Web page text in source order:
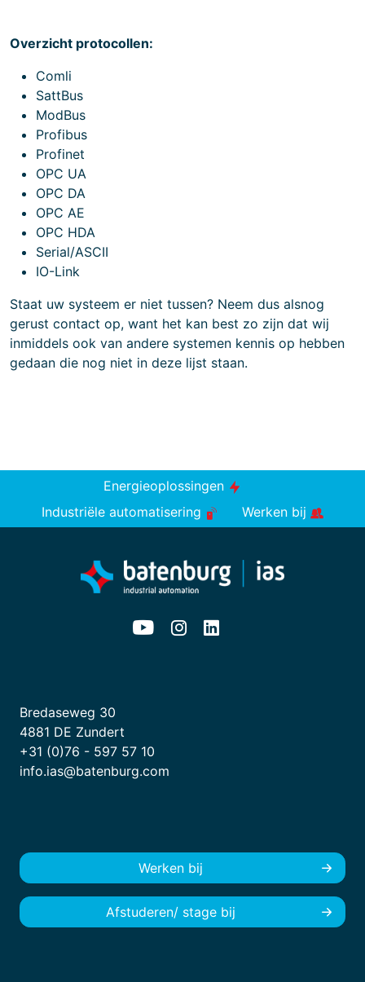
Overzicht protocollen:
Comli
SattBus
ModBus
Profibus
Profinet
OPC UA
OPC DA
OPC AE
OPC HDA
Serial/ASCII
IO-Link
Staat uw systeem er niet tussen? Neem dus alsnog
gerust contact op, want het kan best zo zijn dat wij
inmiddels ook van andere systemen kennis op hebben
gedaan die nog niet in deze lijst staan.
Energieoplossingen
Industriële automatisering
Werken bij
Bredaseweg 30
4881 DE Zundert
+31 (0)76 - 597 57 10
info.ias@batenburg.com
Werken bij
Afstuderen/ stage bij